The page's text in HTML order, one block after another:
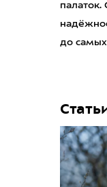
палаток.
до